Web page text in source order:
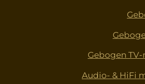
Gebogen
Audio- & HiFi